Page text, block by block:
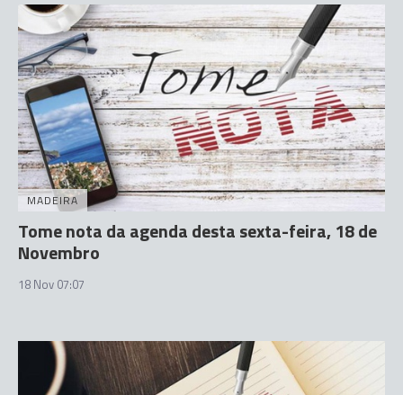
MADEIRA
Tome nota da agenda desta sexta-feira, 18 de
Novembro
18 Nov 07:07